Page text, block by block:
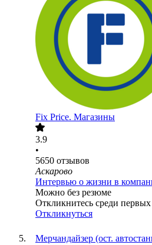
Fix Price. Магазины
3.9
•
5650 отзывов
Аскарово
Интервью о жизни в
Можно без резюме
Откликнитесь среди первых
Откликнуться
Мерчандайзер (ост.